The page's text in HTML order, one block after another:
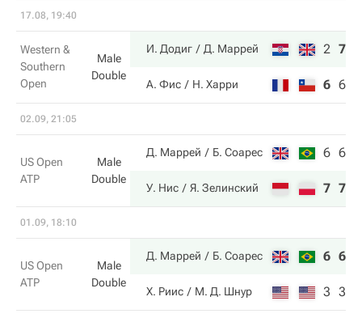
17.08, 19:40
Western &
Southern
Open
Male
Double
И. Додиг Д. Маррей 2 7
А. Фис Н. Харри 6 6
02.09, 21:05
US Open
ATP
Male
Double
Д. Маррей Б. Соарес 6 6
У. Нис Я. Зелинский 7 7
01.09, 18:10
US Open
ATP
Male
Double
Д. Маррей Б. Соарес 6 6
Х. Риис М. Д. Шнур 3 3